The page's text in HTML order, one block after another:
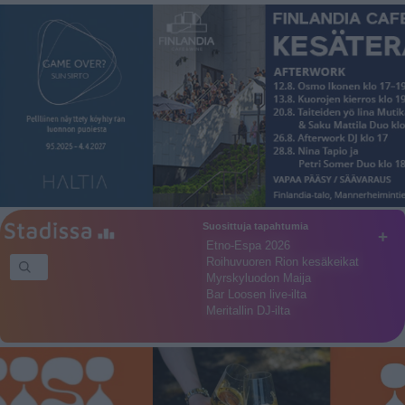
+
Suosittuja tapahtumia
Etno-Espa 2026
Roihuvuoren Rion kesäkeikat
Myrskyluodon Maija
Bar Loosen live-ilta
Meritallin DJ-ilta